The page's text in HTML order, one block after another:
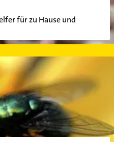
für zu Hause und
lästige Stubenfliegen